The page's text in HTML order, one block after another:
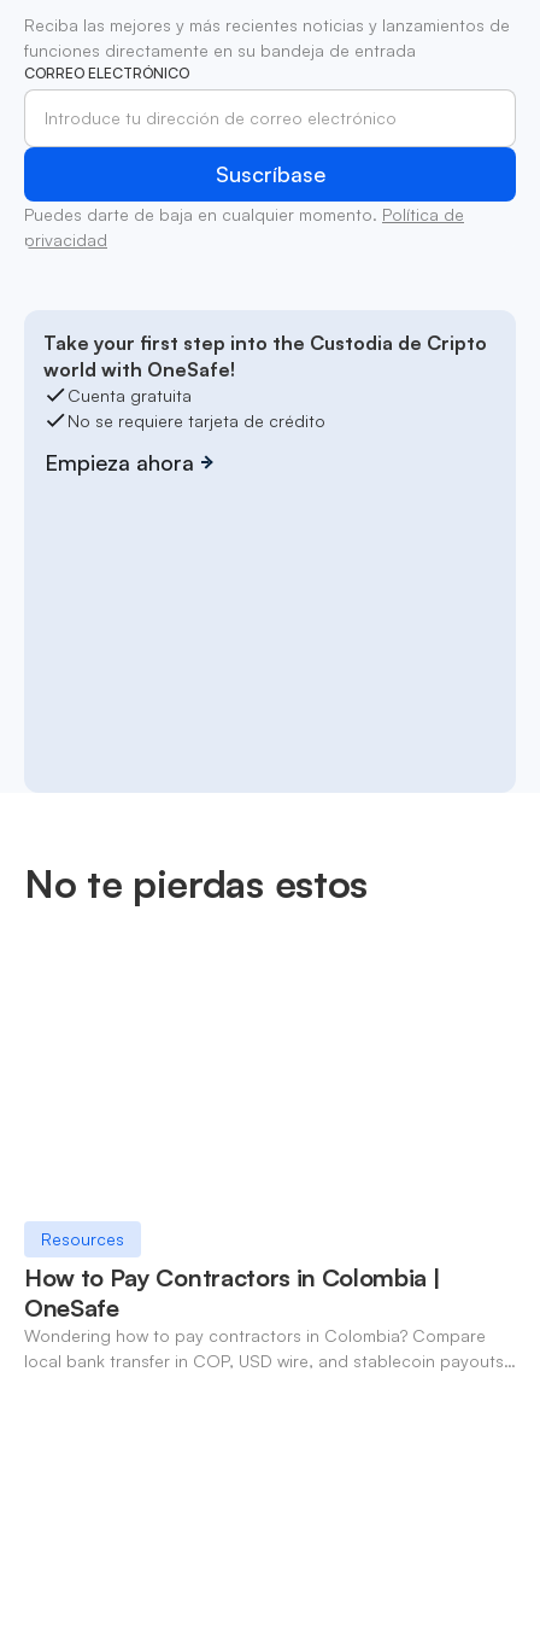
Reciba las mejores y más recientes noticias y lanzamientos de
funciones directamente en su bandeja de entrada
CORREO ELECTRÓNICO
Puedes darte de baja en cualquier momento. Política de
privacidad
Take your first step into the Custodia de Cripto
world with OneSafe!
Cuenta gratuita
No se requiere tarjeta de crédito
Empieza ahora
No te pierdas estos
Resources
How to Pay Contractors in Colombia |
OneSafe
Wondering how to pay contractors in Colombia? Compare
local bank transfer in COP, USD wire, and stablecoin payouts.